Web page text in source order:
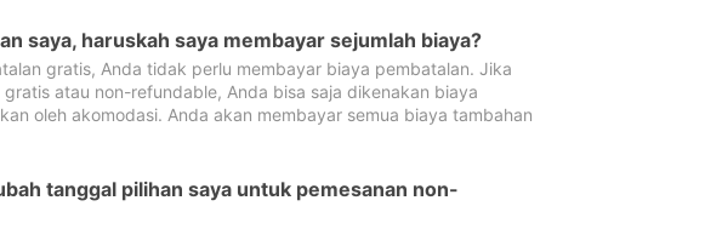
saya, haruskah saya membayar sejumlah biaya?
gratis, Anda tidak perlu membayar biaya pembatalan. Jika
atau non-refundable, Anda bisa saja dikenakan biaya
oleh akomodasi. Anda akan membayar semua biaya tambahan
tanggal pilihan saya untuk pemesanan non-